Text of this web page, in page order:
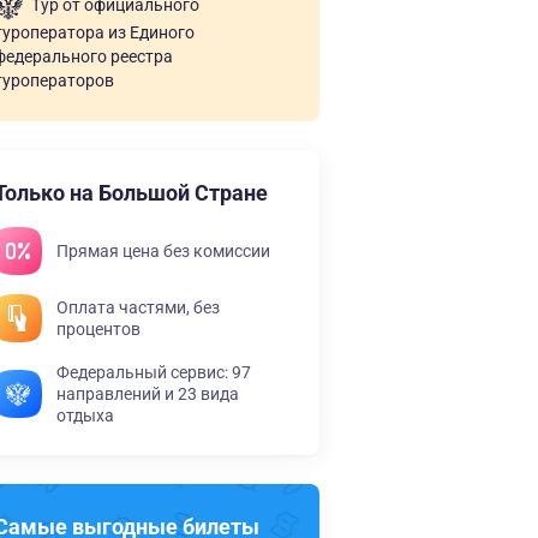
Тур от официального
из Единого
реестра
на Большой Стране
Прямая цена без комиссии
Оплата частями, без
процентов
Федеральный сервис: 97
направлений и 23 вида
отдыха
выгодные билеты